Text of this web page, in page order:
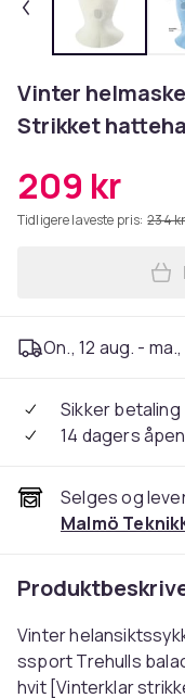
Vinter
Strikket
209 kr
Tidligere laveste pris: 234
On., 12 aug. -
Sikker betaling
14 dagers
Selges og
Malmö
Vinter
ssport Trehulls
hvit [Vinterklar